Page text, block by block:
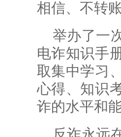
相信、不转
举办了一
电诈知识手
取集中学习
心得、知识
诈的水平和能